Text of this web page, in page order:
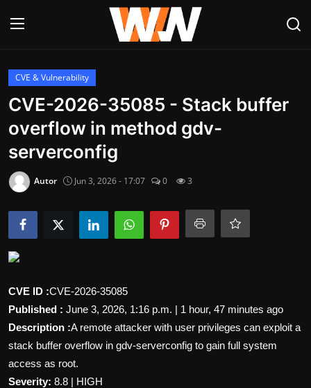
Anmelden
Datenschutzerklärung
Contact
Aktuelles
Kultur & Unterhaltung
Lifestyle & Gesellschaft
Tech & IT-Security
Wirtschaft
Wissenschaft & Gesundheit
CVE & Vulnerability
CVE-2026-35085 - Stack buffer
overflow in method gdv-
serverconfig
Autor Jun 3, 2026 - 17:07 0 3
CVE ID :CVE-2026-35085
Published : June 3, 2026, 1:16 p.m. | 1 hour, 47 minutes ago
Description :A remote attacker with user privileges can exploit a
stack buffer overflow in gdv-serverconfig to gain full system
access as root.
Severity: 8.8 | HIGH